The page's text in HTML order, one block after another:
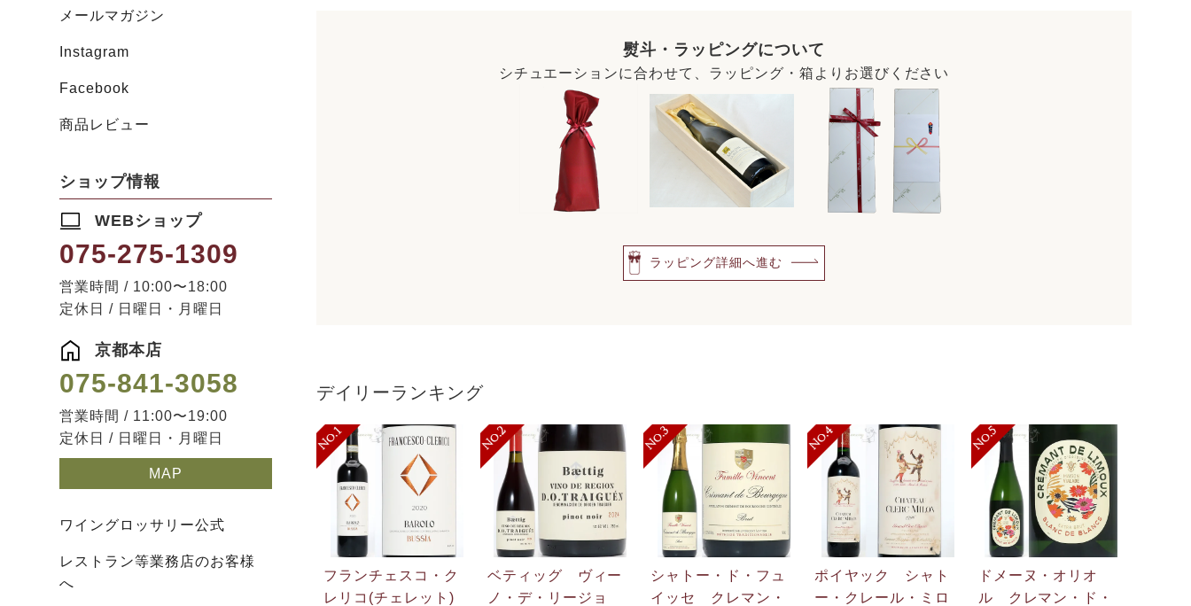
メールマガジン
Instagram
Facebook
商品レビュー
ショップ情報
WEBショップ
075-275-1309
営業時間 / 10:00〜18:00
定休日 / 日曜日・月曜日
京都本店
075-841-3058
営業時間 / 11:00〜19:00
定休日 / 日曜日・月曜日
MAP
ワイングロッサリー公式
レストラン等業務店のお客様
へ
熨斗・ラッピングについて
シチュエーションに合わせて、ラッピング・箱よりお選びください
ラッピング詳細へ進む
デイリーランキング
フランチェスコ・ク
レリコ(チェレット)
ベティッグ ヴィー
ノ・デ・リージョ
シャトー・ド・フュ
イッセ クレマン・
ポイヤック シャト
ー・クレール・ミロ
ドメーヌ・オリオ
ル クレマン・ド・